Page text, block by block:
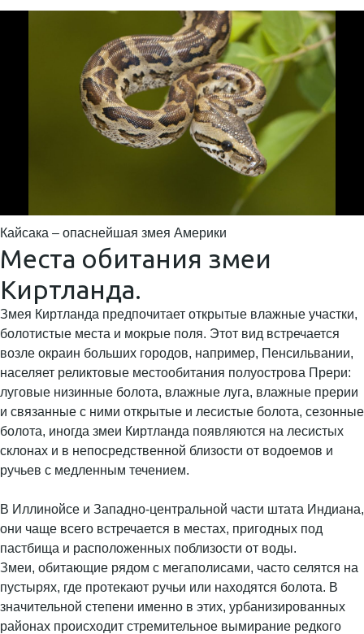
Кайсака – опаснейшая змея Америки
Места обитания змеи
Киртланда.
Змея Киртланда предпочитает открытые влажные участки,
болотистые места и мокрые поля. Этот вид встречается
возле окраин больших городов, например, Пенсильвании,
населяет реликтовые местообитания полуострова Прери:
луговые низинные болота, влажные луга, влажные прерии
и связанные с ними открытые и лесистые болота, сезонные
болота, иногда змеи Киртланда появляются на лесистых
склонах и в непосредственной близости от водоемов и
ручьев с медленным течением.
В Иллинойсе и Западно-центральной части штата Индиана,
они чаще всего встречается в местах, пригодных под
пастбища и расположенных поблизости от воды.
Змеи, обитающие рядом с мегаполисами, часто селятся на
пустырях, где протекают ручьи или находятся болота. В
значительной степени именно в этих, урбанизированных
районах происходит стремительное вымирание редкого